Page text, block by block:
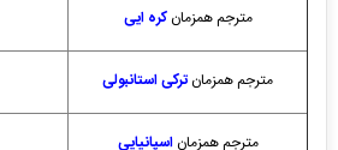
مترجم همزمانکره ایی
مترجم همزمان ترکی استانبولی
مترجم همزماناسپانیایی